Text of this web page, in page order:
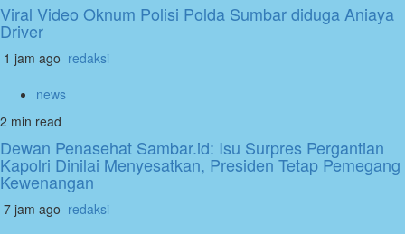
Viral Video Oknum Polisi Polda Sumbar diduga Aniaya
Driver
1 jam ago redaksi
news
2 min read
Dewan Penasehat Sambar.id: Isu Surpres Pergantian
Kapolri Dinilai Menyesatkan, Presiden Tetap Pemegang
Kewenangan
7 jam ago redaksi